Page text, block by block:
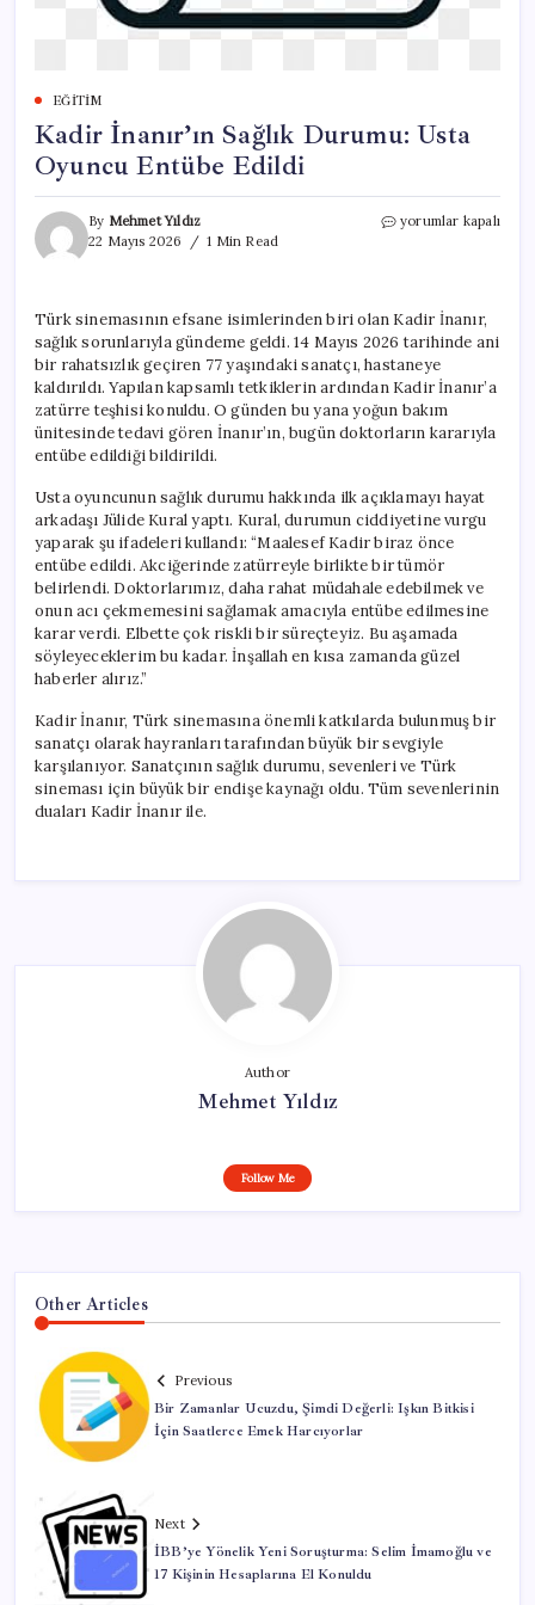
EĞITIM
Kadir İnanır’ın Sağlık Durumu: Usta
Oyuncu Entübe Edildi
By Mehmet Yıldız
22 Mayıs 2026
1 Min Read
Kadir
Oyuncu
Entübe
Edildi
için
yorumlar kapalı
Türk sinemasının efsane isimlerinden biri olan Kadir İnanır,
sağlık sorunlarıyla gündeme geldi. 14 Mayıs 2026 tarihinde ani
bir rahatsızlık geçiren 77 yaşındaki sanatçı, hastaneye
kaldırıldı. Yapılan kapsamlı tetkiklerin ardından Kadir İnanır’a
zatürre teşhisi konuldu. O günden bu yana yoğun bakım
ünitesinde tedavi gören İnanır’ın, bugün doktorların kararıyla
entübe edildiği bildirildi.
Usta oyuncunun sağlık durumu hakkında ilk açıklamayı hayat
arkadaşı Jülide Kural yaptı. Kural, durumun ciddiyetine vurgu
yaparak şu ifadeleri kullandı: “Maalesef Kadir biraz önce
entübe edildi. Akciğerinde zatürreyle birlikte bir tümör
belirlendi. Doktorlarımız, daha rahat müdahale edebilmek ve
onun acı çekmemesini sağlamak amacıyla entübe edilmesine
karar verdi. Elbette çok riskli bir süreçteyiz. Bu aşamada
söyleyeceklerim bu kadar. İnşallah en kısa zamanda güzel
haberler alırız.”
Kadir İnanır, Türk sinemasına önemli katkılarda bulunmuş bir
sanatçı olarak hayranları tarafından büyük bir sevgiyle
karşılanıyor. Sanatçının sağlık durumu, sevenleri ve Türk
sineması için büyük bir endişe kaynağı oldu. Tüm sevenlerinin
duaları Kadir İnanır ile.
Author
Mehmet Yıldız
Follow Me
Other Articles
Previous
Bir Zamanlar Ucuzdu, Şimdi Değerli: Işkın Bitkisi
İçin Saatlerce Emek Harcıyorlar
Next
İBB’ye Yönelik Yeni Soruşturma: Selim İmamoğlu ve
17 Kişinin Hesaplarına El Konuldu